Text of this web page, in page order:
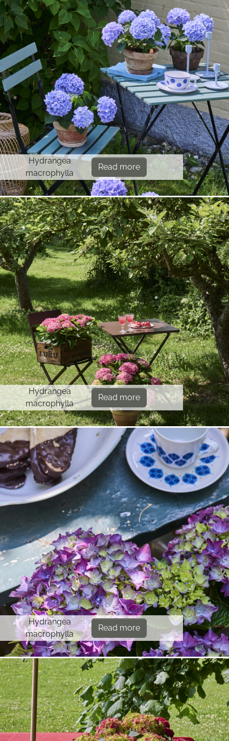
Hydrangea
macrophylla
Read more
Hydrangea
macrophylla
Read more
Hydrangea
macrophylla
Read more